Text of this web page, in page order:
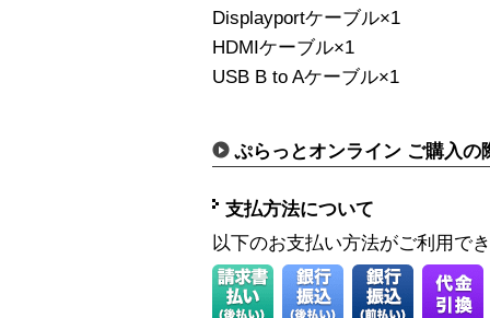
Displayportケーブル×1
HDMIケーブル×1
USB B to Aケーブル×1
ぷらっとオンライン ご購入の
支払方法について
以下のお支払い方法がご利用で